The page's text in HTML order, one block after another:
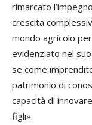
rimarcato
crescita
mondo agricolo
evidenziato nel
se come
patrimonio di
capacità di
figli».